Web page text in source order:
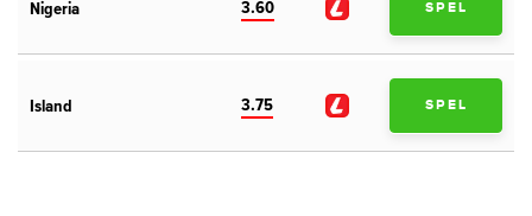
Nigeria 3.60 SPEL
Island 3.75 SPEL